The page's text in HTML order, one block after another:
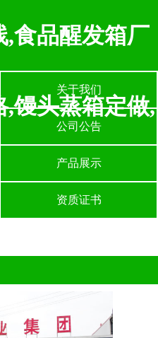
,食品醒发箱厂
,馒头蒸箱定做,
关于我们
公司公告
产品展示
资质证书